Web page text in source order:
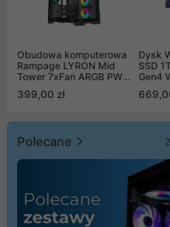
Obudowa komputerowa
Rampage LYRON Mid
Tower 7xFan ARGB PWM
399,00 zł
Dysk
SSD
Gen4
Polecane